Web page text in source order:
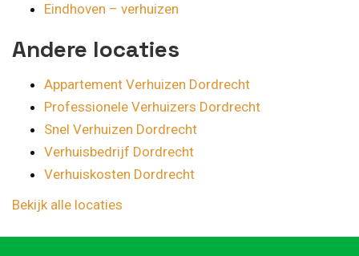
Eindhoven – verhuizen
Andere locaties
Appartement Verhuizen Dordrecht
Professionele Verhuizers Dordrecht
Snel Verhuizen Dordrecht
Verhuisbedrijf Dordrecht
Verhuiskosten Dordrecht
Bekijk alle locaties